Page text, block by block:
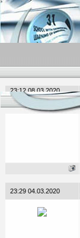
23:12 08.03.2020
23:29 04.03.2020